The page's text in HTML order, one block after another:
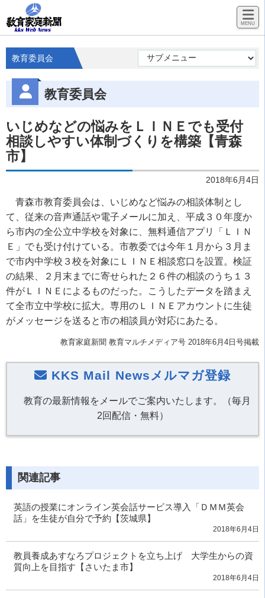
教育委員会
教育委員会
いじめなどの悩みをＬＩＮＥでも受付
相談しやすい体制づくりを構築【青森
市】
2018年6月4日
青森市教育委員会は、いじめなど悩みの相談体制とし
て、従来の音声通話や電子メールに加え、平成３０年度か
ら市内の全公立中学校を対象に、無料通信アプリ「ＬＩＮ
Ｅ」でも受け付けている。市教委では今年１月から３月ま
で市内中学校３校を対象にＬＩＮＥ相談窓口を設置。検証
の結果、２月末までに寄せられた２６件の相談のうち１３
件がＬＩＮＥによるものだった。こうしたデータを踏まえ
て全市立中学校に拡大。専用のＬＩＮＥアカウントに生徒
がメッセージを送ると市の相談員が対応にあたる。
教育家庭新聞 教育マルチメディア号 2018年6月4日号掲載
KKS Mail Newsメルマガ登録
教育の最新情報をメールでご案内いたします。（毎月
2回配信・無料）
関連記事
英語の授業にオンライン英会話サービス導入「ＤＭＭ英会
話」を生徒が自分で予約【茨城県】
2018年6月4日
教員養成あすなろプロジェクトを立ち上げ 大学生からの資
質向上を目指す【さいたま市】
2018年6月4日